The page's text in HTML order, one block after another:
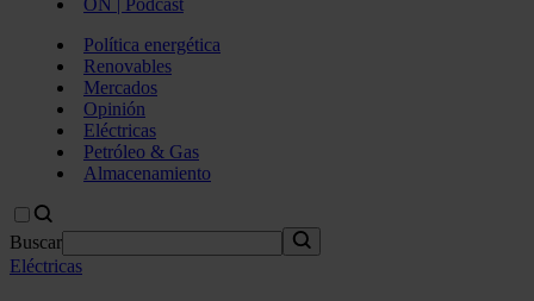
ON | Podcast
Política energética
Renovables
Mercados
Opinión
Eléctricas
Petróleo & Gas
Almacenamiento
Buscar
Eléctricas